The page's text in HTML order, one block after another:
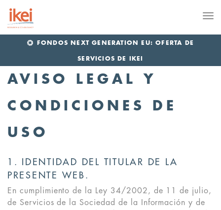
FONDOS NEXT GENERATION EU: OFERTA DE
SERVICIOS DE IKEI
AVISO LEGAL Y
CONDICIONES DE
USO
1. IDENTIDAD DEL TITULAR DE LA
PRESENTE WEB.
En cumplimiento de la Ley 34/2002, de 11 de julio,
de Servicios de la Sociedad de la Información y de